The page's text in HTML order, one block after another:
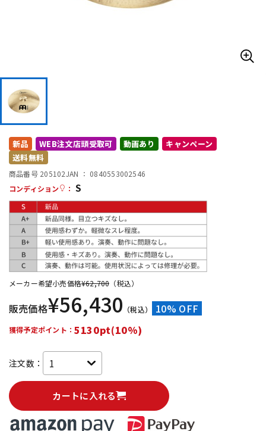
配信/ライブ機器 楽器アクセサリ
中古
新品 WEB注文店頭受取可 動画あり
キャンペーン
送料無料
商品番号 205102JAN ： 0840553002546
コンディション
： S
メーカー希望小売価格¥62,700 （税込）
販売価格¥56,430 （税込） 10% OFF
獲得予定ポイント： 5130pt(10%)
注文数：
カートに入れる